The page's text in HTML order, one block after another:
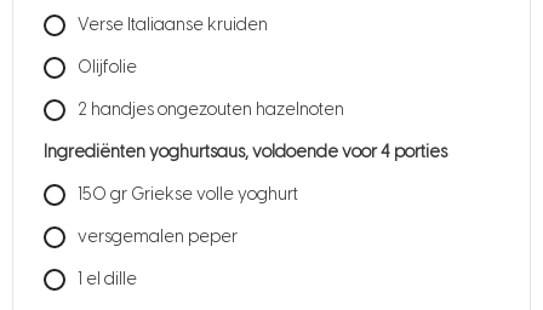
Verse Italiaanse kruiden
Olijfolie
2 handjes ongezouten hazelnoten
Ingrediënten yoghurtsaus, voldoende voor 4 porties
150 gr Griekse volle yoghurt
versgemalen peper
1 el dille